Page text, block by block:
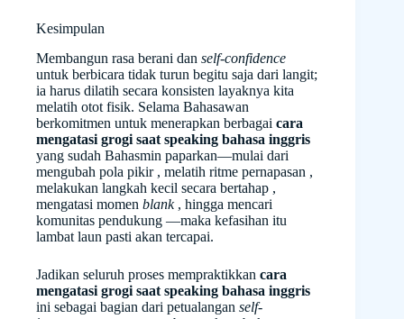
Kesimpulan
Membangun rasa berani dan self-confidence
untuk berbicara tidak turun begitu saja dari langit;
ia harus dilatih secara konsisten layaknya kita
melatih otot fisik. Selama Bahasawan
berkomitmen untuk menerapkan berbagai cara
mengatasi grogi saat speaking bahasa inggris
yang sudah Bahasmin paparkan—mulai dari
mengubah pola pikir , melatih ritme pernapasan ,
melakukan langkah kecil secara bertahap ,
mengatasi momen blank, hingga mencari
komunitas pendukung —maka kefasihan itu
lambat laun pasti akan tercapai.
Jadikan seluruh proses mempraktikkan cara
mengatasi grogi saat speaking bahasa inggris
ini sebagai bagian dari petualangan self-